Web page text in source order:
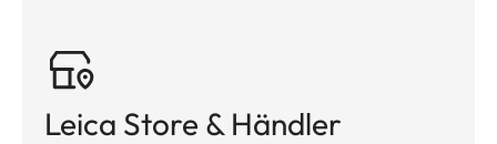
Leica Store & Händler